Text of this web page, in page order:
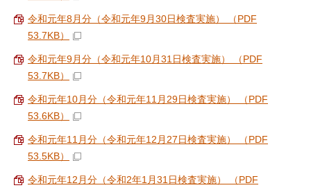
令和元年8月分（令和元年9月30日検査実施） （PDF
53.7KB）
令和元年9月分（令和元年10月31日検査実施） （PDF
53.7KB）
令和元年10月分（令和元年11月29日検査実施） （PDF
53.6KB）
令和元年11月分（令和元年12月27日検査実施） （PDF
53.5KB）
令和元年12月分（令和2年1月31日検査実施） （PDF